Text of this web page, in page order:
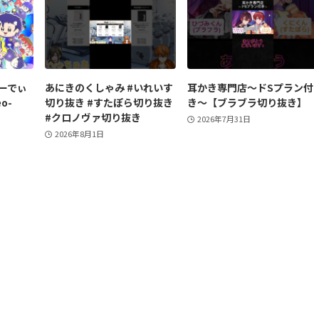
でぃ
あにきのくしゃみ #いれいす
切り抜き #すたぽら切り抜き
#クロノヴァ切り抜き
2026年8月1日
耳かき専門店～ドSプラン付
き～【ブラブラ切り抜き】
2026年7月31日